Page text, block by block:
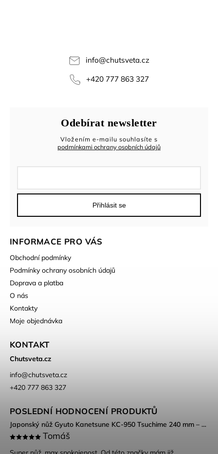
info@chutsveta.cz
+420 777 863 327
INFORMACE PRO VÁS
Obchodní podmínky
Podmínky ochrany osobních údajů
Doprava a platba
O nás
Kontakty
Moje objednávka
KONTAKT
Chutsveta.cz
info@chutsveta.cz
+420 777 863 327
POSLEDNÍ HODNOCENÍ PRODUKTŮ
Japonský nůž Gyuto Kanetsune KC-950 Tsuchime 240 mm – DSR-1K6 ocel, Tsuchime povrch
Tomáš
Odebírat newsletter
Vložením e-mailu souhlasíte s
podmínkami ochrany osobních údajů
Přihlásit se